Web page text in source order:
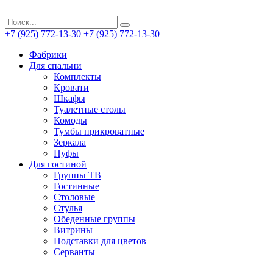
+7 (925) 772-13-30 +7 (925) 772-13-30
Фабрики
Для спальни
Комплекты
Кровати
Шкафы
Туалетные столы
Комоды
Тумбы прикроватные
Зеркала
Пуфы
Для гостиной
Группы ТВ
Гостинные
Столовые
Стулья
Обеденные группы
Витрины
Подставки для цветов
Серванты